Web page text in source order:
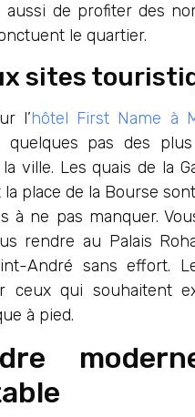
aussi de profiter des
le quartier.
sites
l’hôtel First Name à
pas des plus
ville. Les quais de la
la place de la Bourse
à ne pas manquer.
rendre au Palais
André sans effort.
ceux qui souhaitent
à pied.